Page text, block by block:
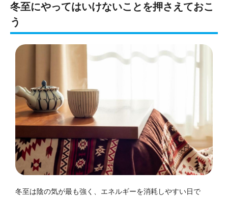
冬至にやってはいけないことを押さえておこ
う
冬至は陰の気が最も強く、エネルギーを消耗しやすい日で